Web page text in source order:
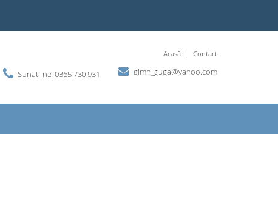
Acasă Contact
Sunati-ne: 0365 730 931 gimn_guga@yahoo.com